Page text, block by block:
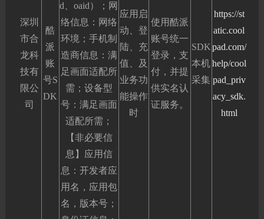
深圳
市合
龙科
技有
限公
司
酷
派
账
号S
DK
d、oaid）；网
络信息：网络
环境；手机制
造商信息：满
足画面适配所
需；设备型
号：满足画面
适配所需；
【非必要信
息】应用信
息：开发者应
用名，应用包
名，版本号；
应用启
动、登
陆、充
值、及
业务功
能操作
时
使用酷派
账号统一
登录，支
付，并提
供实名认
证服务。
SDK
本机
采集
https://st
atic.cool
pad.com/
help/cool
pad_priv
acy_sdk.
html